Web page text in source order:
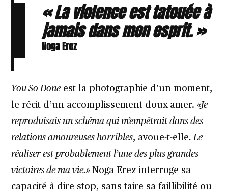
« La violence est tatouée à
jamais dans mon esprit. »
Noga Erez
You So Doneest la photographie d’un moment,
le récit d’un accomplissement doux-amer. «Je
reproduisais un schéma qui m’empêtrait dans des
relations amoureuses horribles, avoue-t-elle. Le
réaliser est probablement l’une des plus grandes
victoires de ma vie.»Noga Erez interroge sa
capacité à dire stop, sans taire sa faillibilité ou